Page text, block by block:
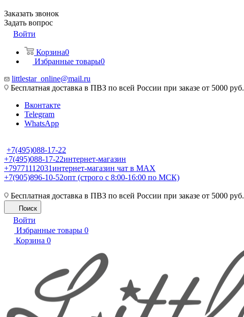
Заказать звонок
Задать вопрос
Войти
Корзина0
Избранные товары0
littlestar_online@mail.ru
Бесплатная доставка в ПВЗ по всей России при заказе от 5000 руб.
Вконтакте
Telegram
WhatsApp
+7(495)088-17-22
+7(495)088-17-22интернет-магазин
+79771112031интернет-магазин чат в MAX
+7(905)896-10-52опт (строго с 8:00-16:00 по МСК)
Бесплатная доставка в ПВЗ по всей России при заказе от 5000 руб.
Поиск
Войти
Избранные товары 0
Корзина 0